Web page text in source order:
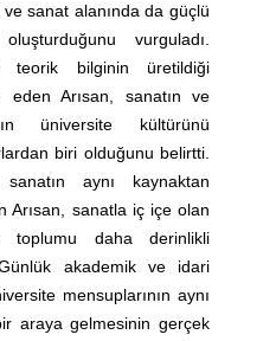
sanat alanında da güçlü
vurguladı.
teorik bilginin üretildiği
eden Arısan, sanatın ve
üniversite kültürünü
biri olduğunu belirtti.
aynı kaynaktan
Arısan, sanatla iç içe olan
toplumu daha derinlikli
akademik ve idari
mensuplarının aynı
araya gelmesinin gerçek